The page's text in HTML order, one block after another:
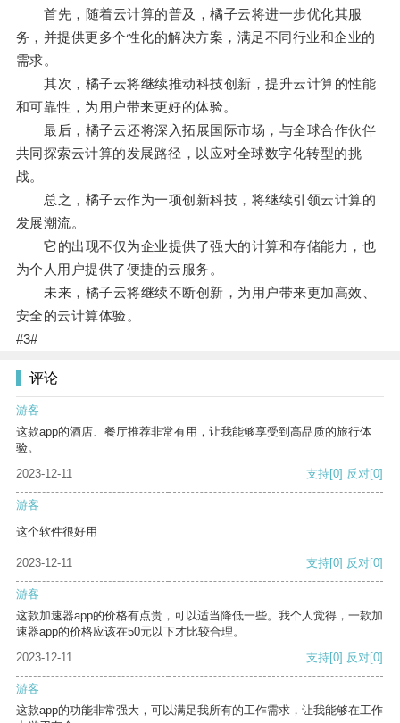
首先，随着云计算的普及，橘子云将进一步优化其服
务，并提供更多个性化的解决方案，满足不同行业和企业的
需求。
其次，橘子云将继续推动科技创新，提升云计算的性能
和可靠性，为用户带来更好的体验。
最后，橘子云还将深入拓展国际市场，与全球合作伙伴
共同探索云计算的发展路径，以应对全球数字化转型的挑
战。
总之，橘子云作为一项创新科技，将继续引领云计算的
发展潮流。
它的出现不仅为企业提供了强大的计算和存储能力，也
为个人用户提供了便捷的云服务。
未来，橘子云将继续不断创新，为用户带来更加高效、
安全的云计算体验。
#3#
评论
游客
这款app的酒店、餐厅推荐非常有用，让我能够享受到高品质的旅行体
验。
2023-12-11
支持[0] 反对[0]
游客
这个软件很好用
2023-12-11 支持[0] 反对[0]
游客
这款加速器app的价格有点贵，可以适当降低一些。我个人觉得，一款加
速器app的价格应该在50元以下才比较合理。
2023-12-11
支持[0] 反对[0]
游客
这款app的功能非常强大，可以满足我所有的工作需求，让我能够在工作